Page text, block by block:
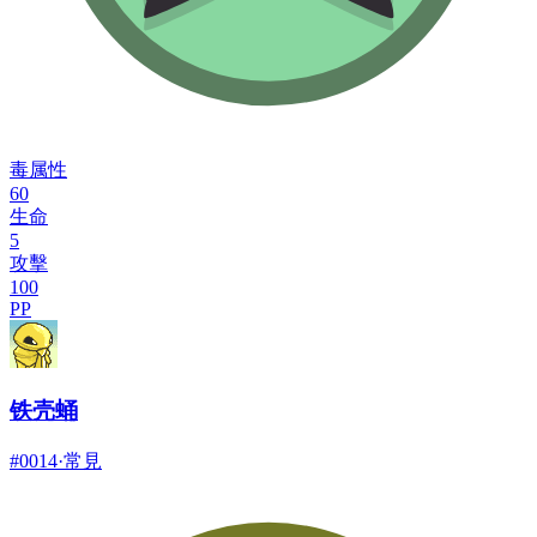
毒属性
60
生命
5
攻擊
100
PP
铁壳蛹
#0014·常見